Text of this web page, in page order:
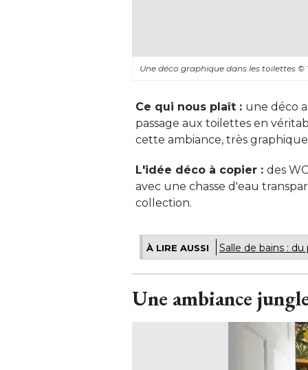
Une déco graphique dans les toilettes©
Ce qui nous plaît : une déco
passage aux toilettes en
cette ambiance, très
L'idée déco à copier : des
avec une chasse d'eau
collection.
À LIRE AUSSI Salle de bains :
Une ambiance